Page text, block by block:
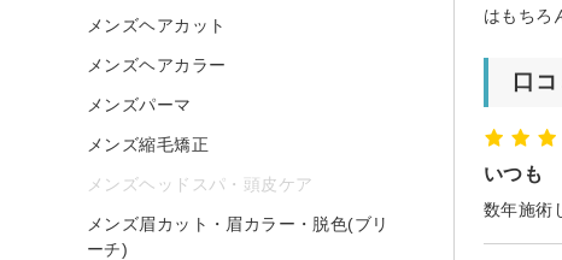
はもちろ
口コ
いつも
数年施術
メンズヘアカット
メンズヘアカラー
メンズパーマ
メンズ縮毛矯正
メンズヘッドスパ・頭皮ケア
メンズ眉カット・眉カラー・脱色(ブリ
ーチ)